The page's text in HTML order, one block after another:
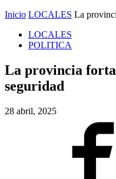
Inicio LOCALES La
LOCALES
POLITICA
La provincia
seguridad
28 abril, 2025